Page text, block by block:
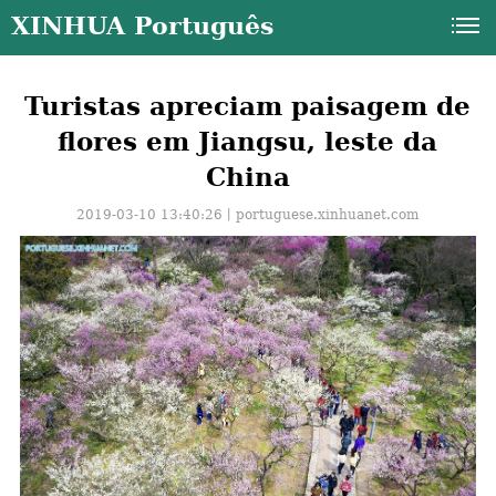
XINHUA Português
Turistas apreciam paisagem de
flores em Jiangsu, leste da
China
2019-03-10 13:40:26丨portuguese.xinhuanet.com